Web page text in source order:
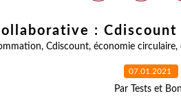
:
, Cdiscount, économie circulaire,
07.01.2021
Par Tests et